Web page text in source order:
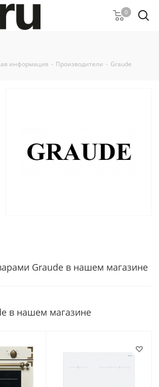
0
информация - Производители - Graude
Graude в нашем магазине
в нашем магазине